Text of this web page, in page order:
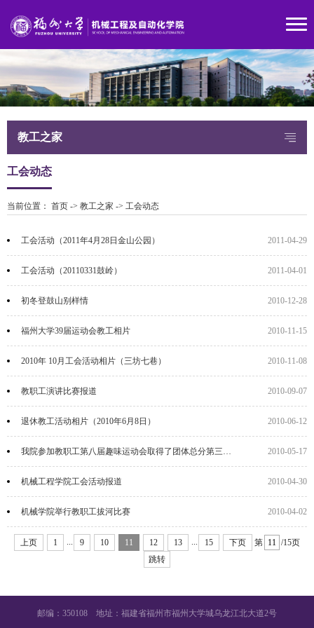
教工之家
工会动态
当前位置： 首页 -> 教工之家 -> 工会动态
工会活动（2011年4月28日金山公园） 2011-04-29
工会活动（20110331鼓岭） 2011-04-01
初冬登鼓山别样情 2010-12-28
福州大学39届运动会教工相片 2010-11-15
2010年 10月工会活动相片（三坊七巷） 2010-11-08
教职工演讲比赛报道 2010-09-07
退休教工活动相片（2010年6月8日） 2010-06-12
我院参加教职工第八届趣味运动会取得了团体总分第三名的好成绩 2010-05-17
机械工程学院工会活动报道 2010-04-30
机械学院举行教职工拔河比赛 2010-04-02
上页 1 ... 9 10 11 12 13 ... 15 下页 第
/15页
跳转
邮编：350108 地址：福建省福州市福州大学城乌龙江北大道2号